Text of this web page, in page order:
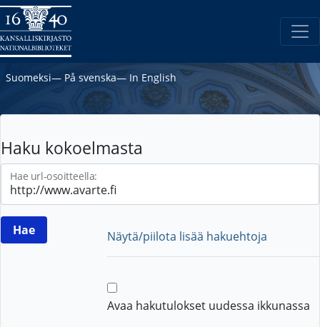
Suomeksi― På svenska― In English
Haku kokoelmasta
Hae url-osoitteella:
Näytä/piilota lisää hakuehtoja
Avaa hakutulokset uudessa ikkunassa